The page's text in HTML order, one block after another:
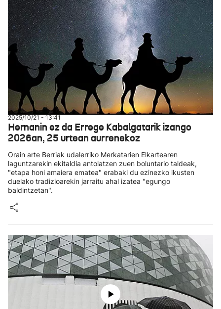
2025/10/21 - 13:41
Hernanin ez da Errege Kabalgatarik izango
2026an, 25 urtean aurrenekoz
Orain arte Berriak udalerriko Merkatarien Elkartearen
laguntzarekin ekitaldia antolatzen zuen boluntario taldeak,
"etapa honi amaiera ematea" erabaki du ezinezko ikusten
duelako tradizioarekin jarraitu ahal izatea "egungo
baldintzetan".